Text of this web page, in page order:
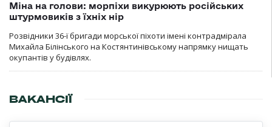
Міна на голови: морпіхи викурюють російських
штурмовиків з їхніх нір
Розвідники 36-ї бригади морської піхоти імені контрадмірала
Михайла Білінського на Костянтинівському напрямку нищать
окупантів у будівлях.
ВАКАНСІЇ